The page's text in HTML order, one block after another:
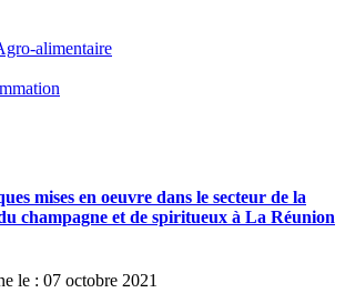
alimentaire
mises en oeuvre dans le secteur de la
champagne et de spiritueux à La Réunion
le : 07 octobre 2021